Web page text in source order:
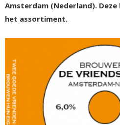
Amsterdam (Nederland).
het assortiment.